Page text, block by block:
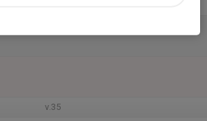
v.35